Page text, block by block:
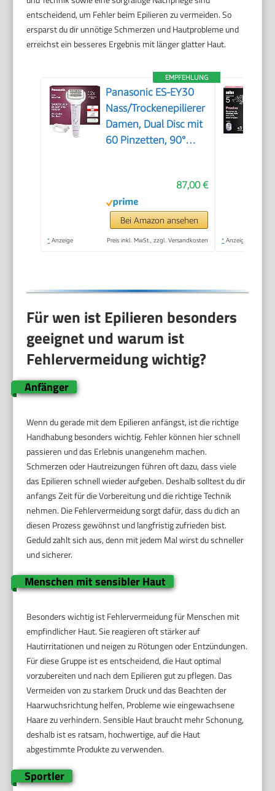
entscheidend, um Fehler beim Epilieren zu vermeiden. So
ersparst du dir unnötige Schmerzen und Hautprobleme und
erreichst ein besseres Ergebnis mit länger glatter Haut.
EMPFEHLUNG
Panasonic ES-EY30
Nass/Trockenepilierer
Damen, Dual Disc mit
60 Pinzetten, 90°
LED-Licht, 30 Min.
Betrieb, kabellos,
Haarentferner.
87,00 €
Bei Amazon ansehen
* Anzeige Preis inkl. MwSt., zzgl. Versandkosten * Anzeige
Für wen ist Epilieren besonders
geeignet und warum ist
Fehlervermeidung wichtig?
Anfänger
Wenn du gerade mit dem Epilieren anfängst, ist die richtige
Handhabung besonders wichtig. Fehler können hier schnell
passieren und das Erlebnis unangenehm machen.
Schmerzen oder Hautreizungen führen oft dazu, dass viele
das Epilieren schnell wieder aufgeben. Deshalb solltest du dir
anfangs Zeit für die Vorbereitung und die richtige Technik
nehmen. Die Fehlervermeidung sorgt dafür, dass du dich an
diesen Prozess gewöhnst und langfristig zufrieden bist.
Geduld zahlt sich aus, denn mit jedem Mal wirst du schneller
und sicherer.
Menschen mit sensibler Haut
Besonders wichtig ist Fehlervermeidung für Menschen mit
empfindlicher Haut. Sie reagieren oft stärker auf
Hautirritationen und neigen zu Rötungen oder Entzündungen.
Für diese Gruppe ist es entscheidend, die Haut optimal
vorzubereiten und nach dem Epilieren gut zu pflegen. Das
Vermeiden von zu starkem Druck und das Beachten der
Haarwuchsrichtung helfen, Probleme wie eingewachsene
Haare zu verhindern. Sensible Haut braucht mehr Schonung,
deshalb ist es ratsam, hochwertige, auf die Haut
abgestimmte Produkte zu verwenden.
Sportler